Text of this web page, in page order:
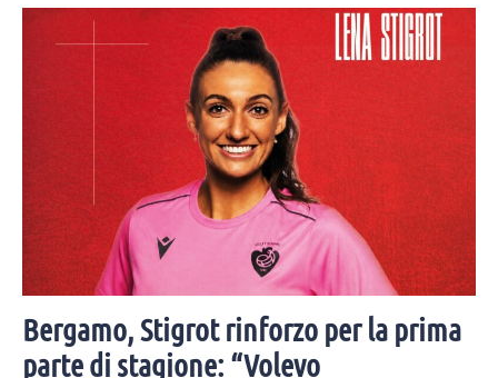
Bergamo, Stigrot rinforzo per la prima
parte di stagione: “Volevo